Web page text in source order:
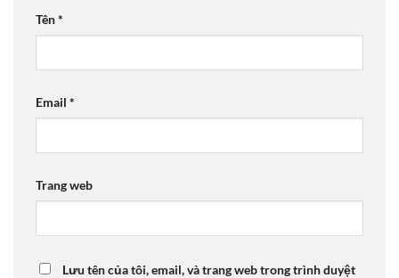
Tên*
Email *
Trang web
Lưu tên của tôi, email, và trang web trong trình duyệt